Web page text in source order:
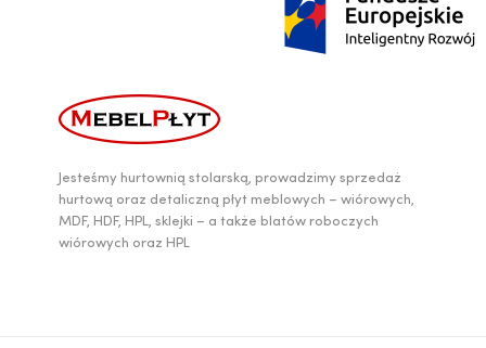
Jesteśmy hurtownią stolarską, prowadzimy sprzedaż
hurtową oraz detaliczną płyt meblowych – wiórowych,
MDF, HDF, HPL, sklejki – a także blatów roboczych
wiórowych oraz HPL